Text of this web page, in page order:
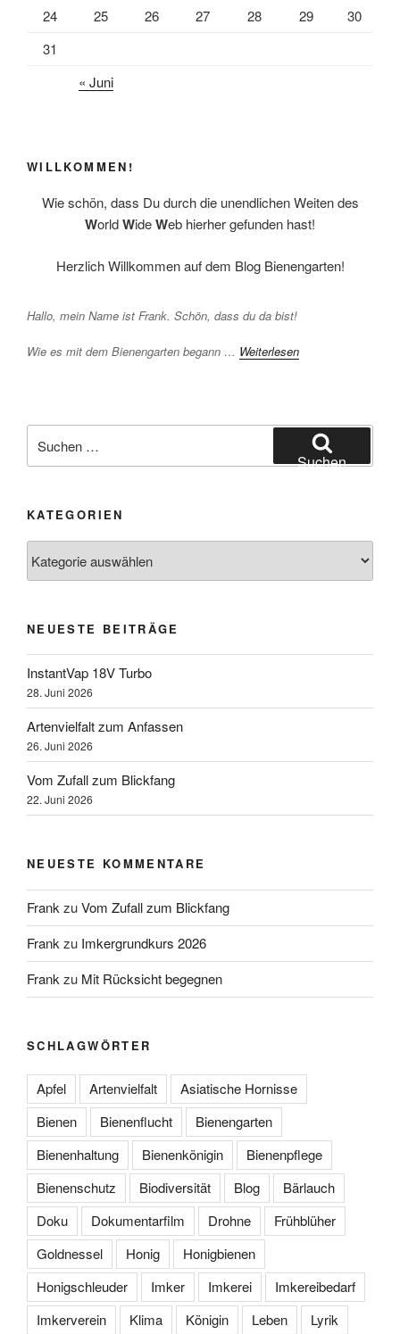
24 25 26 27 28 29
30
31
« Juni
WILLKOMMEN!
Wie schön, dass Du durch die unendlichen Weiten des
WorldWideWeb hierher gefunden hast!
Herzlich Willkommen auf dem Blog Bienengarten!
Hallo, mein Name ist Frank. Schön, dass du da bist!
Wie es mit dem Bienengarten begann … Weiterlesen
nach:
Suchen
KATEGORIEN
NEUESTE BEITRÄGE
InstantVap 18V Turbo
28. Juni 2026
Artenvielfalt zum Anfassen
26. Juni 2026
Vom Zufall zum Blickfang
22. Juni 2026
NEUESTE KOMMENTARE
FrankzuVom Zufall zum Blickfang
Frankzu Imkergrundkurs 2026
Frankzu Mit Rücksicht begegnen
SCHLAGWÖRTER
Apfel Artenvielfalt
Asiatische Hornisse
Bienen
Bienenflucht
Bienengarten
Bienenhaltung
Bienenkönigin
Bienenpflege
Bienenschutz
Biodiversität Blog
Bärlauch
Doku
Dokumentarfilm Drohne
Frühblüher
Goldnessel
Honig
Honigbienen
Honigschleuder
Imker Imkerei
Imkereibedarf
Imkerverein
Klima Königin Leben
Lyrik